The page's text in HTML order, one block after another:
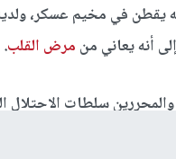
يقطن في مخيم عسكر،
أنه يعاني من مرض القلب.
سلطات الاحتلال